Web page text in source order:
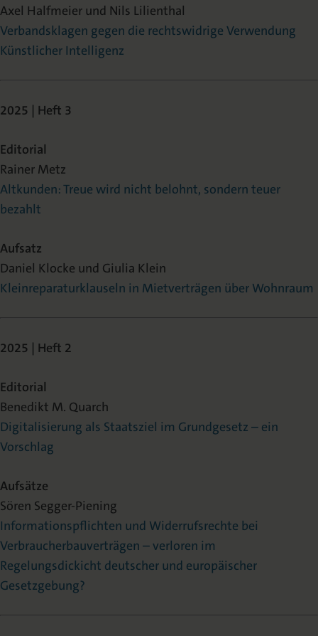
Axel Halfmeier und Nils Lilienthal
Verbandsklagen gegen die rechtswidrige Verwendung
Künstlicher Intelligenz
2025 | Heft 3
Editorial
Rainer Metz
Altkunden: Treue wird nicht belohnt, sondern teuer
bezahlt
Aufsatz
Daniel Klocke und Giulia Klein
Kleinreparaturklauseln in Mietverträgen über Wohnraum
2025 | Heft 2
Editorial
Benedikt M. Quarch
Digitalisierung als Staatsziel im Grundgesetz – ein
Vorschlag
Aufsätze
Sören Segger-Piening
Informationspflichten und Widerrufsrechte bei
Verbraucherbauverträgen – verloren im
Regelungsdickicht deutscher und europäischer
Gesetzgebung?